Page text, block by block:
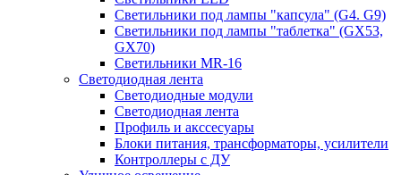
Светильники под лампы "капсула" (G4. G9)
Светильники под лампы "таблетка" (GX53,
GX70)
Светильники MR-16
Светодиодная лента
Светодиодные модули
Светодиодная лента
Профиль и акссесуары
Блоки питания, трансформаторы, усилители
Контроллеры с ДУ